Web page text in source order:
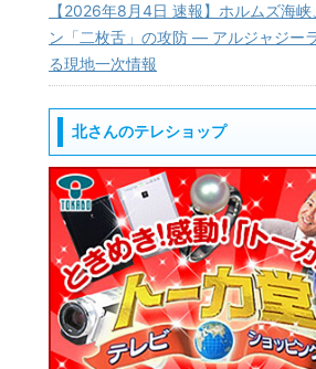
【2026年8月4日 速報】ホルムズ海峡
ン「二枚舌」の攻防 — アルジャジー
る現地一次情報
北さんのテレショップ